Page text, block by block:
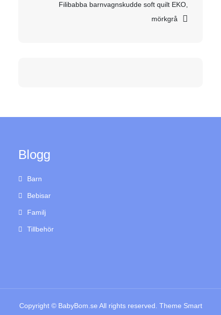
Filibabba barnvagnskudde soft quilt EKO,
mörkgrå
Blogg
Barn
Bebisar
Familj
Tillbehör
Copyright © BabyBom.se All rights reserved. Theme Smart